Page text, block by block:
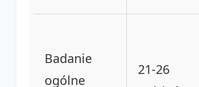
Badanie
ogólne
21-26